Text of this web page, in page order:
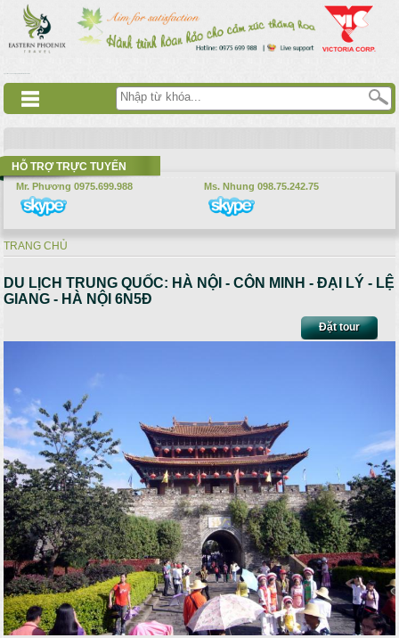
Nhảy đến nội dung
HỖ TRỢ TRỰC TUYẾN
Mr. Phương 0975.699.988 Ms. Nhung 098.75.242.75
Bạn đang ở đây
TRANG CHỦ
DU LỊCH TRUNG QUỐC: HÀ NỘI - CÔN MINH - ĐẠI LÝ - LỆ
GIANG - HÀ NỘI 6N5Đ
Đặt tour